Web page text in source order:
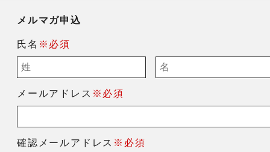
メルマガ申込
氏名 ※必須
メールアドレス ※必須
確認メールアドレス ※必須